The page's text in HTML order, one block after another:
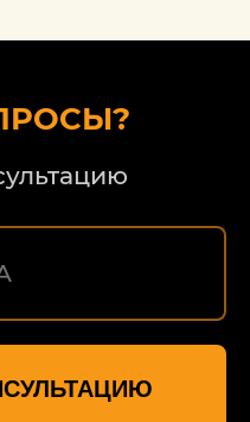
дальнейшее